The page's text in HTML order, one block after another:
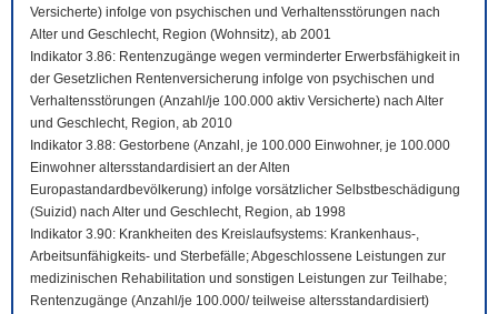
Versicherte) infolge von psychischen und Verhaltensstörungen nach
Alter und Geschlecht, Region (Wohnsitz), ab 2001
Indikator 3.86: Rentenzugänge wegen verminderter Erwerbsfähigkeit in
der Gesetzlichen Rentenversicherung infolge von psychischen und
Verhaltensstörungen (Anzahl/je 100.000 aktiv Versicherte) nach Alter
und Geschlecht, Region, ab 2010
Indikator 3.88: Gestorbene (Anzahl, je 100.000 Einwohner, je 100.000
Einwohner altersstandardisiert an der Alten
Europastandardbevölkerung) infolge vorsätzlicher Selbstbeschädigung
(Suizid) nach Alter und Geschlecht, Region, ab 1998
Indikator 3.90: Krankheiten des Kreislaufsystems: Krankenhaus-,
Arbeitsunfähigkeits- und Sterbefälle; Abgeschlossene Leistungen zur
medizinischen Rehabilitation und sonstigen Leistungen zur Teilhabe;
Rentenzugänge (Anzahl/je 100.000/ teilweise altersstandardisiert)